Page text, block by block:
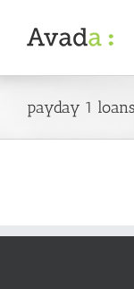
content
payday 1 loans